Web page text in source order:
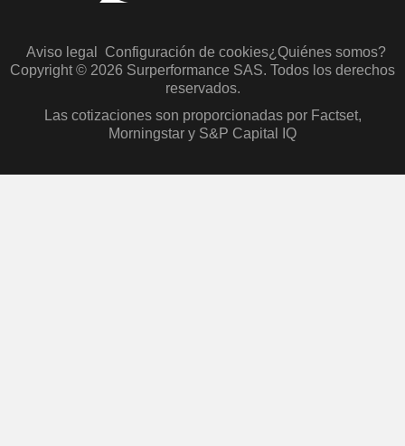
Aviso legal Configuración de cookies¿Quiénes somos?
Copyright © 2026 Surperformance SAS. Todos los derechos
reservados.
Las cotizaciones son proporcionadas por Factset,
Morningstar y S&P Capital IQ